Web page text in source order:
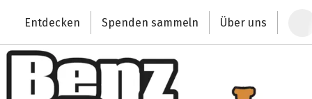
Deutschlands größte Spendenplattform
Entdecken Spenden sammeln Über uns